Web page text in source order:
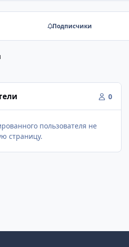
Подписчики
0
пользователя не
страницу.